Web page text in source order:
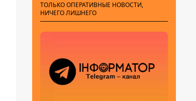
ТОЛЬКО ОПЕРАТИВНЫЕ НОВОСТИ,
НИЧЕГО ЛИШНЕГО